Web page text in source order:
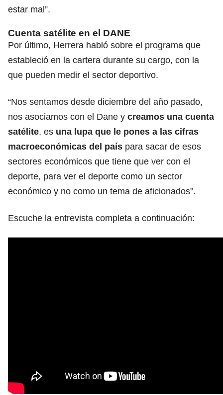
estar mal”.
Cuenta satélite en el DANE
Por último, Herrera habló sobre el programa que
estableció en la cartera durante su cargo, con la
que pueden medir el sector deportivo.
“Nos sentamos desde diciembre del año pasado,
nos asociamos con el Dane y creamos una cuenta
satélite, es una lupa que le pones a las cifras
macroeconómicas del país para sacar de esos
sectores económicos que tiene que ver con el
deporte, para ver el deporte como un sector
económico y no como un tema de aficionados”.
Escuche la entrevista completa a continuación: